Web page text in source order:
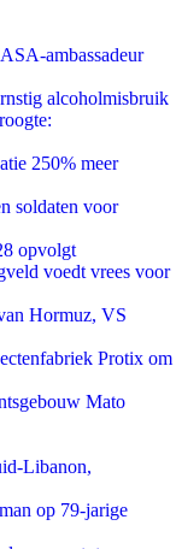
ambassadeur
alcoholmisbruik
250% meer
soldaten voor
opvolgt
voedt vrees voor
Hormuz, VS
Protix om
Mato
Libanon,
op 79-jarige